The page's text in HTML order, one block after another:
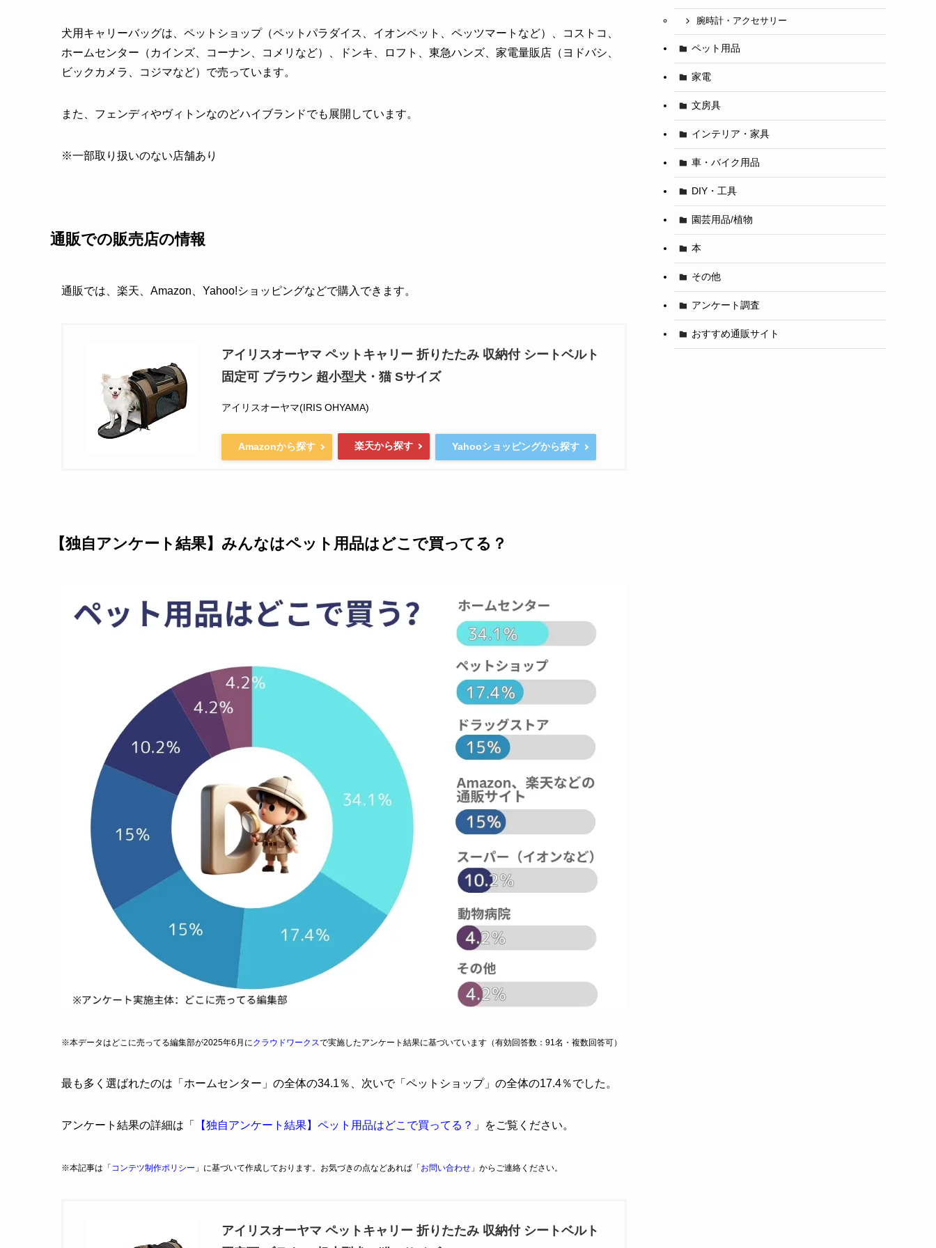
犬用キャリーバッグは、ペットショップ（ペットパラダイス、イオンペット、ペッツマートなど）、コストコ、
ホームセンター（カインズ、コーナン、コメリなど）、ドンキ、ロフト、東急ハンズ、家電量販店（ヨドバシ、
ビックカメラ、コジマなど）で売っています。
また、フェンディやヴィトンなのどハイブランドでも展開しています。
※一部取り扱いのない店舗あり
通販での販売店の情報
通販では、楽天、Amazon、Yahoo!ショッピングなどで購入できます。
アイリスオーヤマ ペットキャリー 折りたたみ 収納付 シートベルト
固定可 ブラウン 超小型犬・猫 Sサイズ
アイリスオーヤマ(IRIS OHYAMA)
Amazonから探す 楽天から探す Yahooショッピングから探す
【独自アンケート結果】みんなはペット用品はどこで買ってる？
※本データはどこに売ってる編集部が2025年6月にクラウドワークスで実施したアンケート結果に基づいています（有効回答数：91名・複数回答可）
最も多く選ばれたのは「ホームセンター」の全体の34.1％、次いで「ペットショップ」の全体の17.4％でした。
アンケート結果の詳細は「 【独自アンケート結果】ペット用品はどこで買ってる？ 」をご覧ください。
※本記事は「 コンテツ制作ポリシー 」に基づいて作成しております。お気づきの点などあれば「 お問い合わせ 」からご連絡ください。
アイリスオーヤマ ペットキャリー 折りたたみ 収納付 シートベルト
腕時計・アクセサリー
ペット用品
家電
文房具
インテリア・家具
車・バイク用品
DIY・工具
園芸用品/植物
本
その他
アンケート調査
おすすめ通販サイト